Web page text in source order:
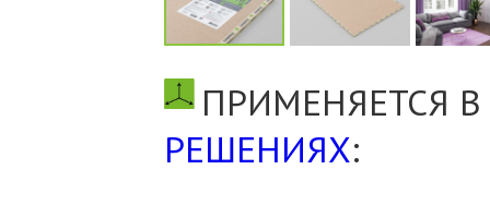
ПРИМЕНЯЕТСЯ В
РЕШЕНИЯХ: